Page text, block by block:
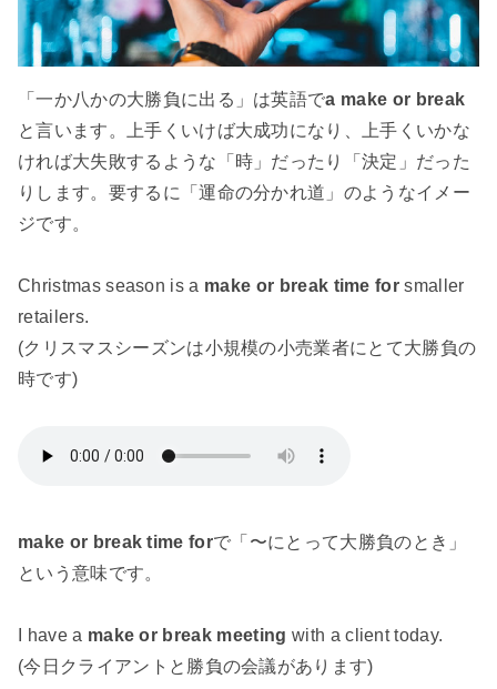
「一か八かの大勝負に出る」は英語でa make or break
と言います。上手くいけば大成功になり、上手くいかな
ければ大失敗するような「時」だったり「決定」だった
りします。要するに「運命の分かれ道」のようなイメー
ジです。
Christmas season is a make or break time for smaller
retailers.
(クリスマスシーズンは小規模の小売業者にとて大勝負の
時です)
make or break time forで「〜にとって大勝負のとき」
という意味です。
I have a make or break meeting with a client today.
(今日クライアントと勝負の会議があります)